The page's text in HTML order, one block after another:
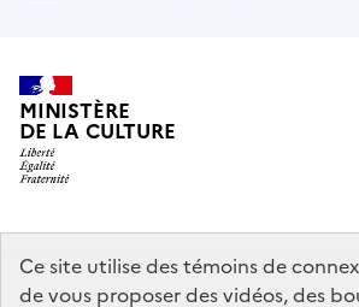
Ce site utilise des témoins de
de vous proposer des vidéos, des
MINISTÈRE
DE LA CULTURE
data.gouv.fr legifrance.gouv.fr